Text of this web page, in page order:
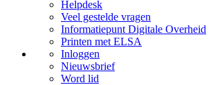
Helpdesk
Veel gestelde vragen
Informatiepunt Digitale Overheid
Printen met ELSA
Inloggen
Nieuwsbrief
Word lid